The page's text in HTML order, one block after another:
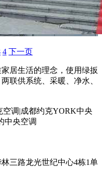
4 下一页
居生活的理念，使用绿扳
联供系统、采暖、净水、
空调|成都约克YORK中央
中央空调
三路龙光世纪中心4栋1单